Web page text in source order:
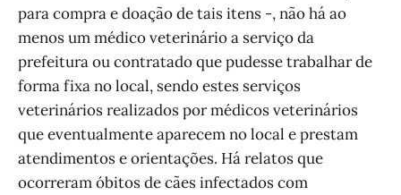
para compra e doação de tais itens -, não há ao
menos um médico veterinário a serviço da
prefeitura ou contratado que pudesse trabalhar de
forma fixa no local, sendo estes serviços
veterinários realizados por médicos veterinários
que eventualmente aparecem no local e prestam
atendimentos e orientações. Há relatos que
ocorreram óbitos de cães infectados com